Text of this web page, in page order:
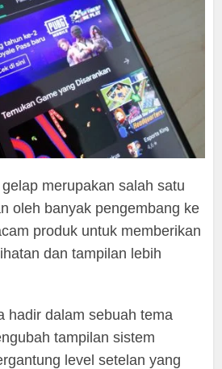
merupakan salah satu
oleh banyak pengembang ke
produk untuk memberikan
dan tampilan lebih
hadir dalam sebuah tema
tampilan sistem
level setelan yang